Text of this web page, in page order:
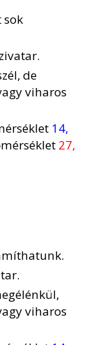
sok
de
viharos
14,
27,
viharos